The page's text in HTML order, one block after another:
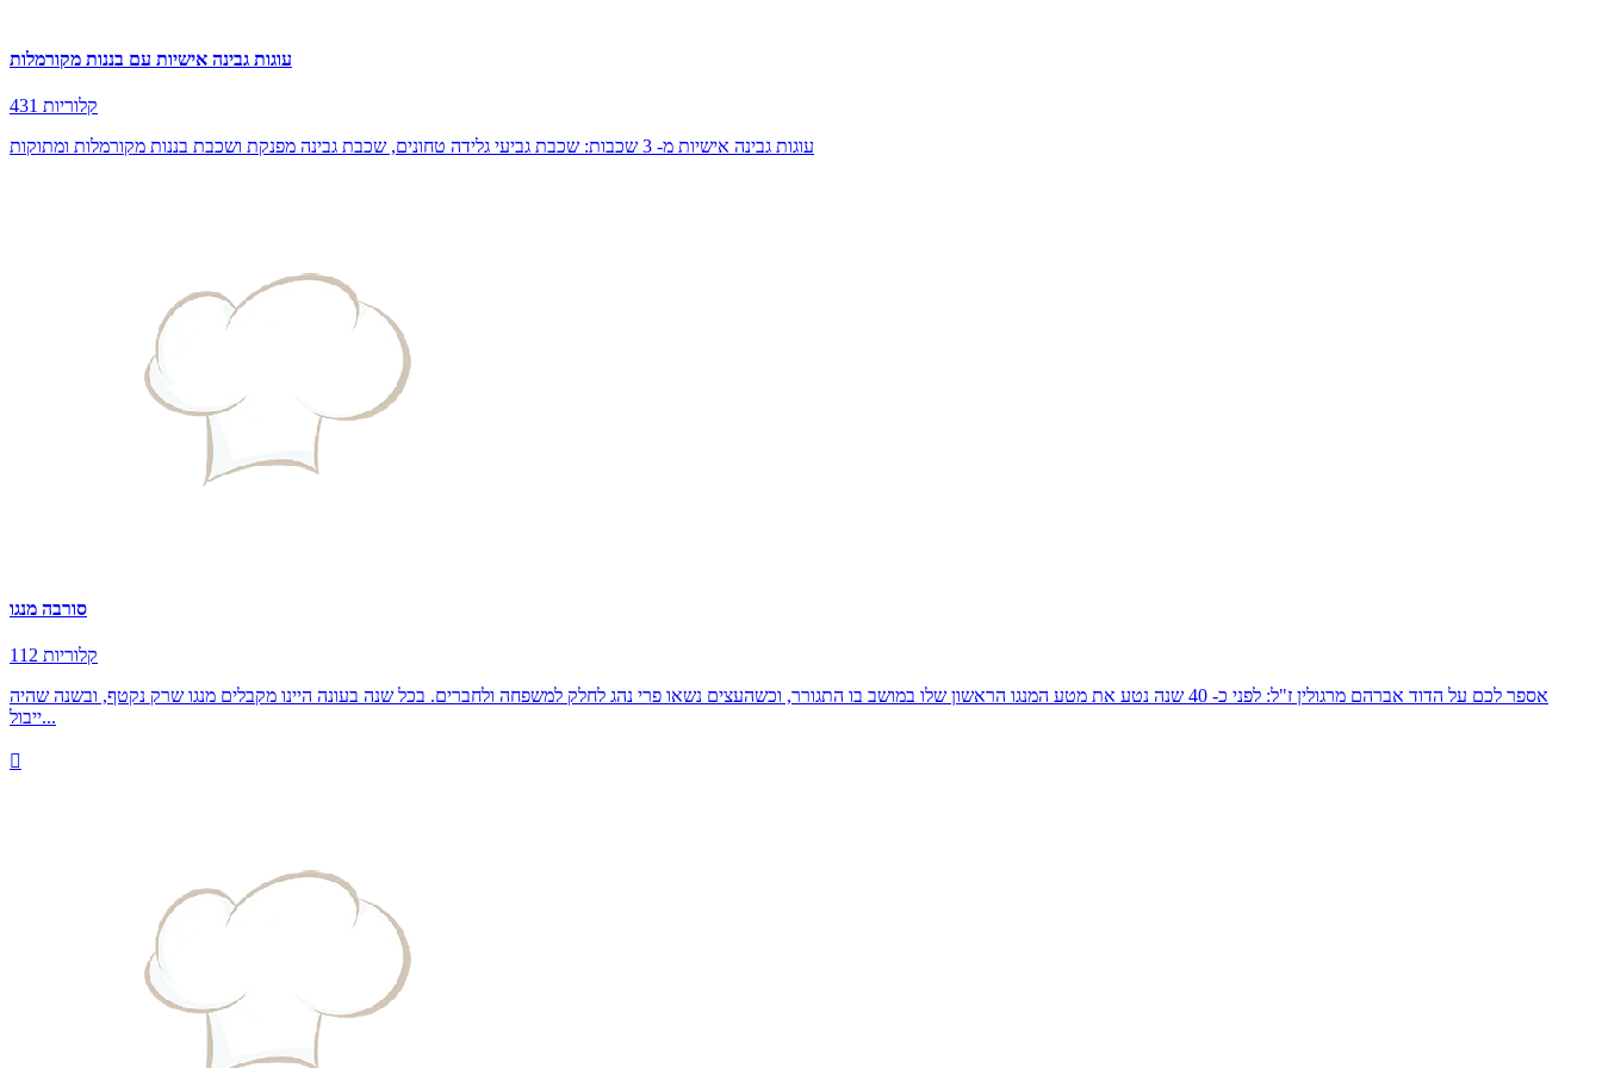
עוגות גבינה אישיות עם בננות מקורמלות
431 קלוריות
עוגות גבינה אישיות מ- 3 שכבות: שכבת גביעי גלידה טחונים, שכבת גבינה מפנקת ושכבת בננות מקורמלות ומתוקות
סורבה מנגו
112 קלוריות
אספר לכם על הדוד אברהם מרגולין ז"ל: לפני כ- 40 שנה נטע את מטע המנגו הראשון שלו במושב בו התגורר, וכשהעצים נשאו פרי נהג לחלק למשפחה ולחברים. בכל שנה בעונה היינו מקבלים מנגו שרק נקטף, ובשנה שהיה
ייבול...
